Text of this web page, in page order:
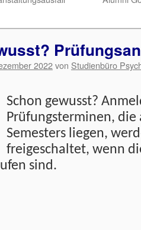
2022von Studienbüro
Schon gewusst?
Prüfungsterminen, die
Semesters liegen,
freigeschaltet, wenn
sind.